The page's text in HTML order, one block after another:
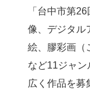
「台中市第
像、デジタル
絵、膠彩画（
など11ジャン
広く作品を募